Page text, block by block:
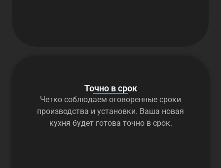
Точно в срок
Четко соблюдаем оговоренные сроки
производства и установки. Ваша новая
кухня будет готова точно в срок.